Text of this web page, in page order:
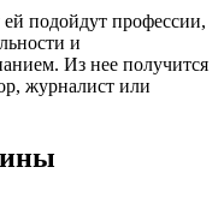
подойдут профессии,
и
Из нее получится
журналист или